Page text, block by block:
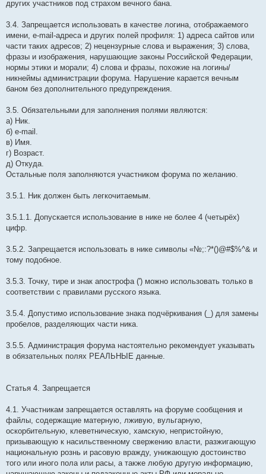
других участников под страхом вечного бана.
3.4. Запрещается использовать в качестве логина, отображаемого
имени, e-mail-адреса и других полей профиля: 1) адреса сайтов или
части таких адресов; 2) нецензурные слова и выражения; 3) слова,
фразы и изображения, нарушающие законы Российской Федерации,
нормы этики и морали; 4) слова и фразы, похожие на логины/
никнеймы администрации форума. Нарушение карается вечным
баном без дополнительного предупреждения.
3.5. Обязательными для заполнения полями являются:
а) Ник.
б) e-mail.
в) Имя.
г) Возраст.
д) Откуда.
Остальные поля заполняются участником форума по желанию.
3.5.1. Ник должен быть легкочитаемым.
3.5.1.1. Допускается использование в нике не более 4 (четырёх)
цифр.
3.5.2. Запрещается использовать в нике символы «№;:?*()@#$%^& и
тому подобное.
3.5.3. Точку, тире и знак апострофа (') можно использовать только в
соответствии с правилами русского языка.
3.5.4. Допустимо использование знака подчёркивания (_) для замены
пробелов, разделяющих части ника.
3.5.5. Администрация форума настоятельно рекомендует указывать
в обязательных полях РЕАЛЬНЫЕ данные.
Статья 4. Запрещается
4.1. Участникам запрещается оставлять на форуме сообщения и
файлы, содержащие матерную, лживую, вульгарную,
оскорбительную, клеветническую, хамскую, непристойную,
призывающую к насильственному свержению власти, разжигающую
национальную рознь и расовую вражду, унижающую достоинство
того или иного пола или расы, а также любую другую информацию,